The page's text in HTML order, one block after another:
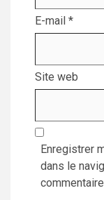
E-mail *
Site web
Enregistrer
dans le